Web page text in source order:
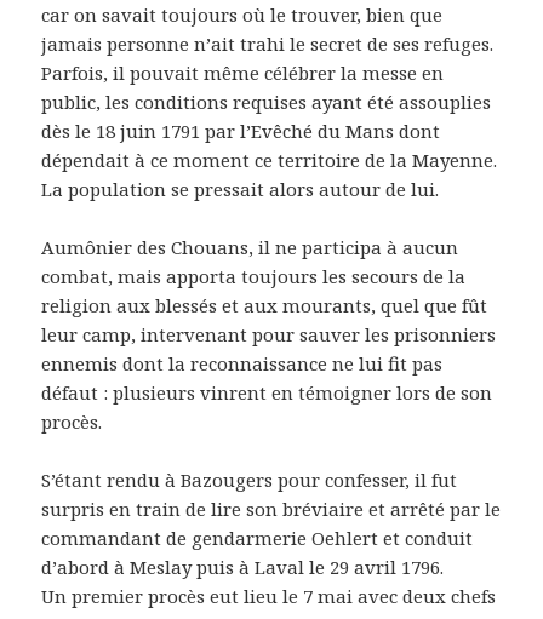
car on savait toujours où le trouver, bien que
jamais personne n’ait trahi le secret de ses refuges.
Parfois, il pouvait même célébrer la messe en
public, les conditions requises ayant été assouplies
dès le 18 juin 1791 par l’Evêché du Mans dont
dépendait à ce moment ce territoire de la Mayenne.
La population se pressait alors autour de lui.
Aumônier des Chouans, il ne participa à aucun
combat, mais apporta toujours les secours de la
religion aux blessés et aux mourants, quel que fût
leur camp, intervenant pour sauver les prisonniers
ennemis dont la reconnaissance ne lui fit pas
défaut : plusieurs vinrent en témoigner lors de son
procès.
S’étant rendu à Bazougers pour confesser, il fut
surpris en train de lire son bréviaire et arrêté par le
commandant de gendarmerie Oehlert et conduit
d’abord à Meslay puis à Laval le 29 avril 1796.
Un premier procès eut lieu le 7 mai avec deux chefs